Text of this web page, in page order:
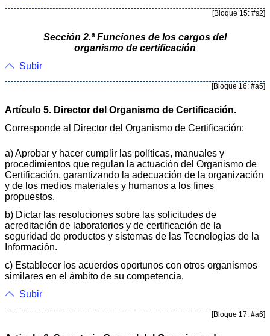
[Bloque 15: #s2]
Sección 2.ª Funciones de los cargos del
organismo de certificación
Subir
[Bloque 16: #a5]
Artículo 5. Director del Organismo de Certificación.
Corresponde al Director del Organismo de Certificación:
a) Aprobar y hacer cumplir las políticas, manuales y
procedimientos que regulan la actuación del Organismo de
Certificación, garantizando la adecuación de la organización
y de los medios materiales y humanos a los fines
propuestos.
b) Dictar las resoluciones sobre las solicitudes de
acreditación de laboratorios y de certificación de la
seguridad de productos y sistemas de las Tecnologías de la
Información.
c) Establecer los acuerdos oportunos con otros organismos
similares en el ámbito de su competencia.
Subir
[Bloque 17: #a6]